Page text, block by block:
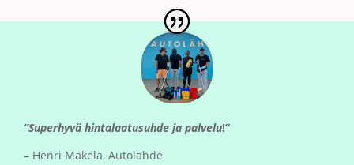
”Superhyvä hintalaatusuhde ja palvelu!”
– Henri Mäkelä, Autolähde